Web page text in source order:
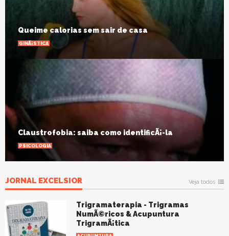
Queime calorias sem sair de casa
GINÃ¡STICA
Claustrofobia: saiba como identificÃ¡-la
PSICOLOGIA
JORNAL EXCELSIOR Veja todos
Trigramaterapia - Trigramas
NumÃ©ricos & Acupuntura
TrigramÃ¡tica